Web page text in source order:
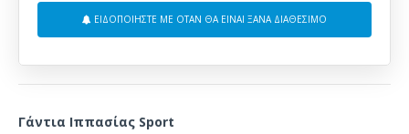
ΕΙΔΟΠΟΙΗΣΤΕ ΜΕ ΟΤΑΝ ΘΑ ΕΙΝΑΙ ΞΑΝΑ ΔΙΑΘΕΣΙΜΟ
Γάντια Ιππασίας Sport